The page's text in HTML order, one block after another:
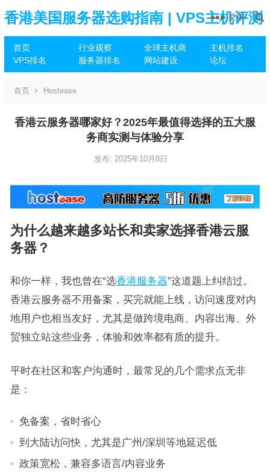
香港美国服务器选购指南 | VPS主机评测
推荐
首页 行业观察 全球主机商
主机排名
VPS排名
服务器排名 网站建设 论坛
菜单
首页 Hostease
香港云服务器哪家好？2025年最值得选择的五大服
务商实测与体验分享
发布: 2025年10月8日
为什么越来越多站长和卖家选择香港云服
务器？
和你一样，我也曾在“选香港服务器”这道题上纠结过。
香港云服务器不用备案，买完就能上线，访问速度对内
地用户也相当友好，尤其是做跨境电商、内容出海、外
贸独立站这些业务，体验和效率都有质的提升。
平时在社区和客户沟通时，最常见的几个需求点无非
是：
免备案，省时省心
到大陆访问快，尤其是广州/深圳等地延迟低
政策宽松，兼容多语言/内容业务